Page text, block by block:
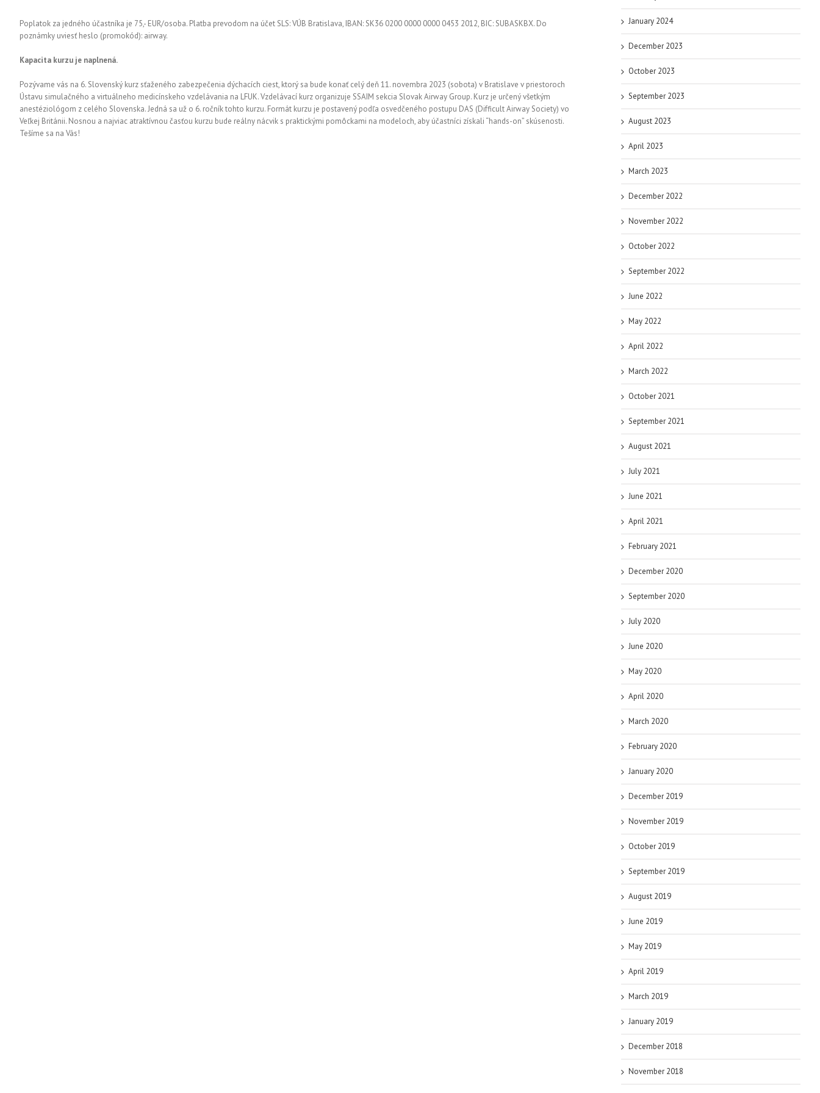
Poplatok za jedného účastníka je 75,- EUR/osoba. Platba prevodom na účet SLS: VÚB Bratislava, IBAN: SK36 0200 0000 0000 0453 2012, BIC: SUBASKBX. Do
poznámky uviesť heslo (promokód): airway.
Kapacita kurzu je naplnená.
Pozývame vás na 6. Slovenský kurz sťaženého zabezpečenia dýchacích ciest, ktorý sa bude konať celý deň 11. novembra 2023 (sobota) v Bratislave v priestoroch
Ústavu simulačného a virtuálneho medicínskeho vzdelávania na LFUK. Vzdelávací kurz organizuje SSAIM sekcia Slovak Airway Group. Kurz je určený všetkým
anestéziológom z celého Slovenska. Jedná sa už o 6. ročník tohto kurzu. Formát kurzu je postavený podľa osvedčeného postupu DAS (Difficult Airway Society) vo
Veľkej Británii. Nosnou a najviac atraktívnou časťou kurzu bude reálny nácvik s praktickými pomôckami na modeloch, aby účastníci získali “hands-on” skúsenosti.
Tešíme sa na Vás!
January 2024
December 2023
October 2023
September 2023
August 2023
April 2023
March 2023
December 2022
November 2022
October 2022
September 2022
June 2022
May 2022
April 2022
March 2022
October 2021
September 2021
August 2021
July 2021
June 2021
April 2021
February 2021
December 2020
September 2020
July 2020
June 2020
May 2020
April 2020
March 2020
February 2020
January 2020
December 2019
November 2019
October 2019
September 2019
August 2019
June 2019
May 2019
April 2019
March 2019
January 2019
December 2018
November 2018